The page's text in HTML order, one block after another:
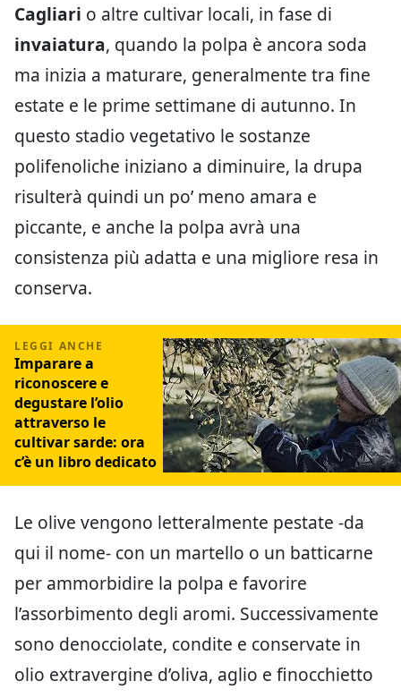
Cagliari o altre cultivar locali, in fase di
invaiatura, quando la polpa è ancora soda
ma inizia a maturare, generalmente tra fine
estate e le prime settimane di autunno. In
questo stadio vegetativo le sostanze
polifenoliche iniziano a diminuire, la drupa
risulterà quindi un po’ meno amara e
piccante, e anche la polpa avrà una
consistenza più adatta e una migliore resa in
conserva.
Imparare a
riconoscere e
degustare l’olio
attraverso le
cultivar sarde: ora
c’è un libro dedicato
Le olive vengono letteralmente pestate -da
qui il nome- con un martello o un batticarne
per ammorbidire la polpa e favorire
l’assorbimento degli aromi. Successivamente
sono denocciolate, condite e conservate in
olio extravergine d’oliva, aglio e finocchietto